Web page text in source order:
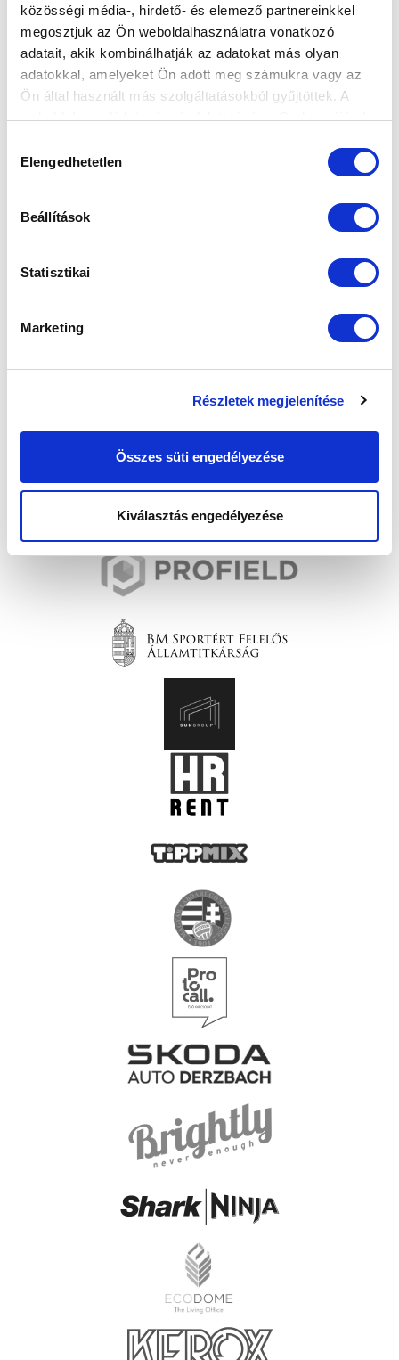
közösségi média-, hirdető- és elemező partnereinkkel
megosztjuk az Ön weboldalhasználatra vonatkozó
adatait, akik kombinálhatják az adatokat más olyan
adatokkal, amelyeket Ön adott meg számukra vagy az
Ön által használt más szolgáltatásokból gyűjtöttek. A
weboldalon való böngészés folytatásával Ön hozzájárul a
kiválasztása
Elengedhetetlen
Beállítások
Statisztikai
Marketing
Részletek megjelenítése
Összes süti engedélyezése
Kiválasztás engedélyezése
Elfogadom azAdatvédelmi tájékoztatót!